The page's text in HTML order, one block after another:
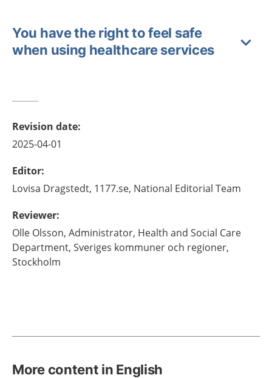
You have the right to feel safe
when using healthcare services
Revision date:
2025-04-01
Editor:
Lovisa Dragstedt, 1177.se, National Editorial Team
Reviewer:
Olle Olsson, Administrator, Health and Social Care
Department, Sveriges kommuner och regioner,
Stockholm
More content in English